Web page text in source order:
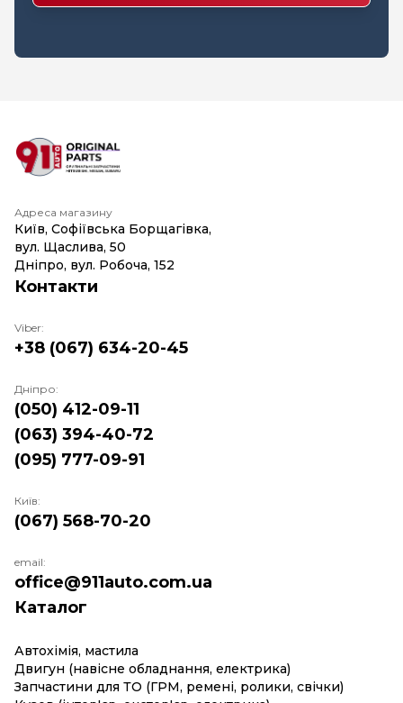
Адреса магазину
Київ, Софіївська Борщагівка,
вул. Щаслива, 50
Дніпро, вул. Робоча, 152
Каталог
Автохімія, мастила
Двигун (навісне обладнання, електрика)
Запчастини для ТО (ГРМ, ремені, ролики, свічки)
Контакти
Viber:
+38 (067) 634-20-45
Дніпро:
(050) 412-09-11
(063) 394-40-72
(095) 777-09-91
Київ:
(067) 568-70-20
email:
office@911auto.com.ua